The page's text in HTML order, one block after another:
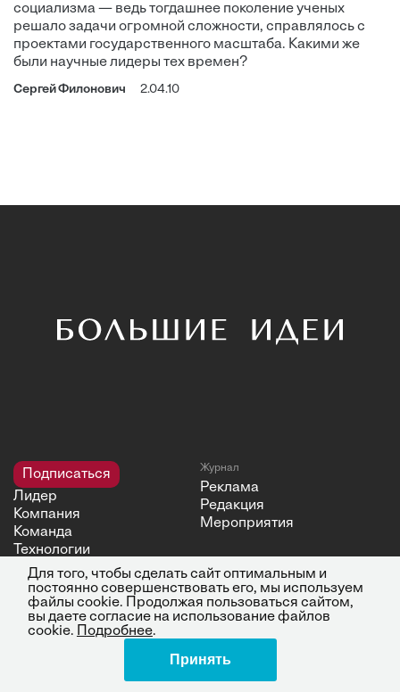
социализма — ведь тогдашнее поколение ученых
решало задачи огромной сложности, справлялось с
проектами государственного масштаба. Какими же
были научные лидеры тех времен?
Сергей Филонович 2.04.10
Подписаться
Лидер
Компания
Команда
Технологии
Среда
Классика HBR
Перфекционисты
Журнал
Реклама
Редакция
Мероприятия
Для того, чтобы сделать сайт оптимальным и
постоянно совершенствовать его, мы используем
файлы cookie. Продолжая пользоваться сайтом,
вы даете согласие на использование файлов
cookie.
Подробнее.
Принять